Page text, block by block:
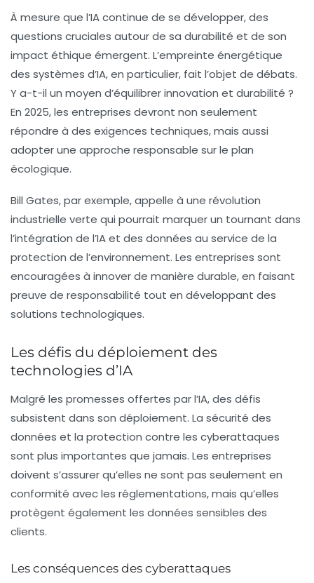
À mesure que l’IA continue de se développer, des
questions cruciales autour de sa durabilité et de son
impact éthique émergent. L’empreinte énergétique
des systèmes d’IA, en particulier, fait l’objet de débats.
Y a-t-il un moyen d’équilibrer innovation et durabilité ?
En 2025, les entreprises devront non seulement
répondre à des exigences techniques, mais aussi
adopter une approche responsable sur le plan
écologique.
Bill Gates, par exemple, appelle à une révolution
industrielle verte qui pourrait marquer un tournant dans
l’intégration de l’IA et des données au service de la
protection de l’environnement. Les entreprises sont
encouragées à innover de manière durable, en faisant
preuve de responsabilité tout en développant des
solutions technologiques.
Les défis du déploiement des
technologies d’IA
Malgré les promesses offertes par l’IA, des défis
subsistent dans son déploiement. La sécurité des
données et la protection contre les cyberattaques
sont plus importantes que jamais. Les entreprises
doivent s’assurer qu’elles ne sont pas seulement en
conformité avec les réglementations, mais qu’elles
protègent également les données sensibles des
clients.
Les conséquences des cyberattaques